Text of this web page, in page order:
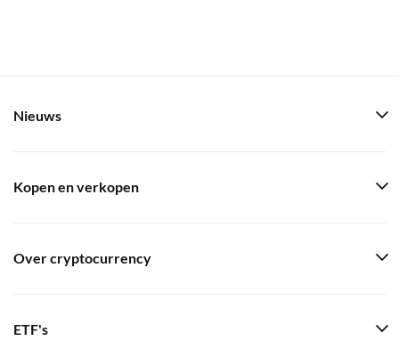
Nieuws
Kopen en verkopen
Over cryptocurrency
ETF's